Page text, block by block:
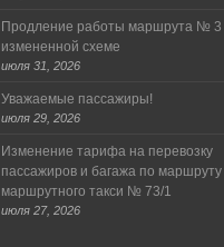
Продление работы маршрута № 3
измененной схеме
июля 31, 2026
Уважаемые пассажиры!
июля 29, 2026
Изменение тарифа на перевозку
пассажиров и багажа по маршруту
маршрутного такси № 73/1
июля 27, 2026